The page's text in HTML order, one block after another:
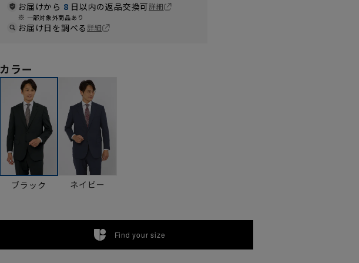
お届けから 8 日以内の返品交換可詳細
一部対象外商品あり
お届け日を調べる詳細
カラー
ブラック ネイビー
Find your size